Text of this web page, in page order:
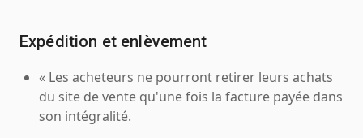
Expédition et enlèvement
« Les acheteurs ne pourront retirer leurs achats
du site de vente qu'une fois la facture payée dans
son intégralité.